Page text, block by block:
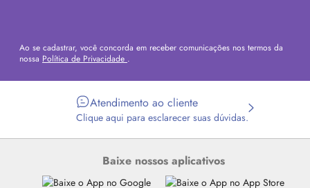
Ao se cadastrar, você concorda em receber comunicações nos termos da
nossa Política de Privacidade .
Atendimento ao cliente
Clique aqui para esclarecer suas dúvidas.
Baixe nossos aplicativos